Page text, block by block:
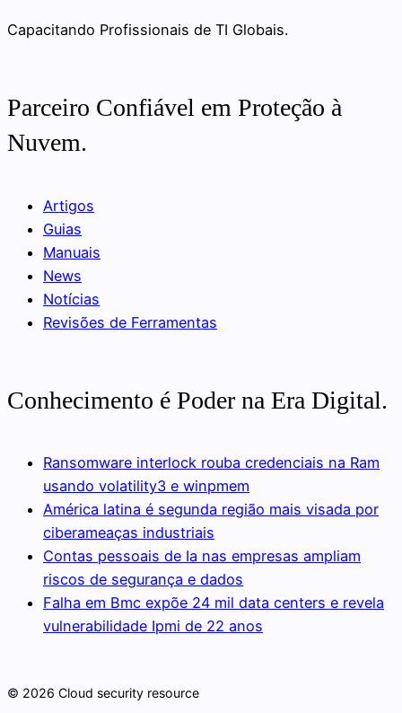
Capacitando Profissionais de TI Globais.
Parceiro Confiável em Proteção à
Nuvem.
Artigos
Guias
Manuais
News
Notícias
Revisões de Ferramentas
Conhecimento é Poder na Era Digital.
Ransomware interlock rouba credenciais na Ram
usando volatility3 e winpmem
América latina é segunda região mais visada por
ciberameaças industriais
Contas pessoais de Ia nas empresas ampliam
riscos de segurança e dados
Falha em Bmc expõe 24 mil data centers e revela
vulnerabilidade Ipmi de 22 anos
© 2026 Cloud security resource